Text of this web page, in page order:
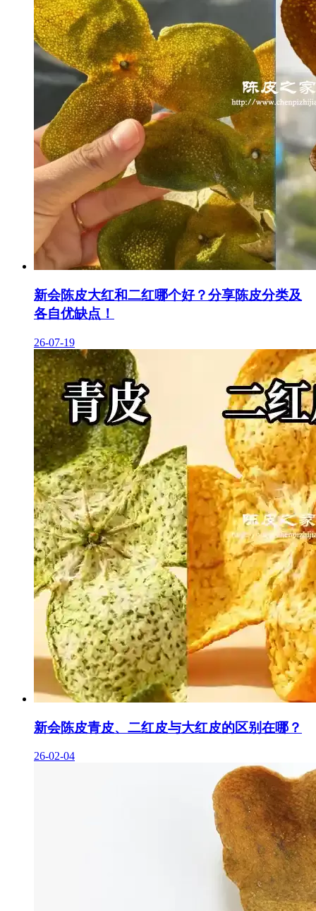
新会陈皮大红和二红哪个好？分享陈皮分类及
各自优缺点！
26-07-19
新会陈皮青皮、二红皮与大红皮的区别在哪？
26-02-04